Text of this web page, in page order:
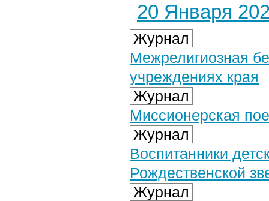
20 Января
Журнал
Межрелигиозная
учреждениях края
Журнал
Миссионерская
Журнал
Воспитанники
Рождественской
Журнал